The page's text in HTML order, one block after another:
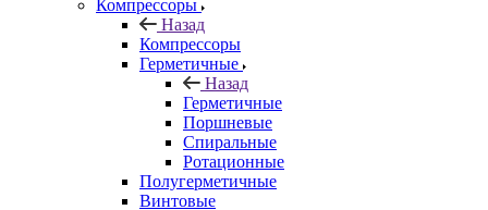
Компрессоры
Назад
Компрессоры
Герметичные
Назад
Герметичные
Поршневые
Спиральные
Ротационные
Полугерметичные
Винтовые